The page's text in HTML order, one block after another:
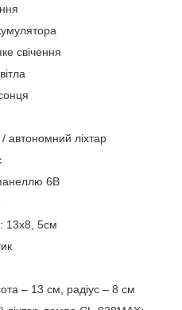
свічення
ліхтар
6В
13х8, 5см
– 13 см, радіус – 8 см